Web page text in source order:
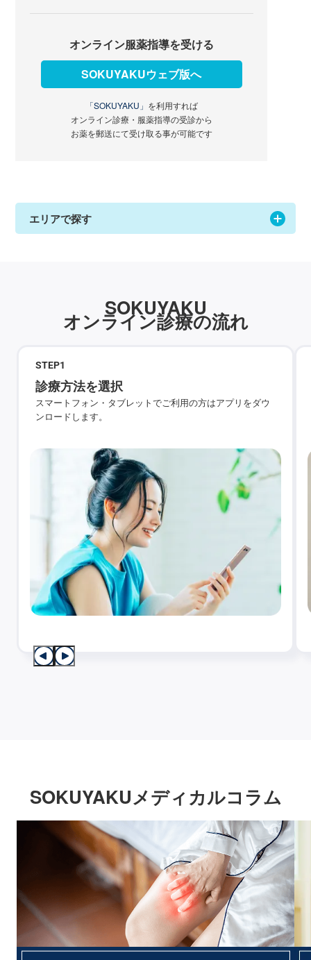
オンライン服薬指導を受ける
SOKUYAKUウェブ版へ
「SOKUYAKU」 を利用すれば
オンライン診療・服薬指導の受診から
お薬を郵送にて受け取る事が可能です
エリアで探す
SOKUYAKU
オンライン診療の流れ
STEP1
診療方法を選択
スマートフォン・タブレットでご利用の方はアプリをダウ
ンロードします。
SOKUYAKUメディカルコラム